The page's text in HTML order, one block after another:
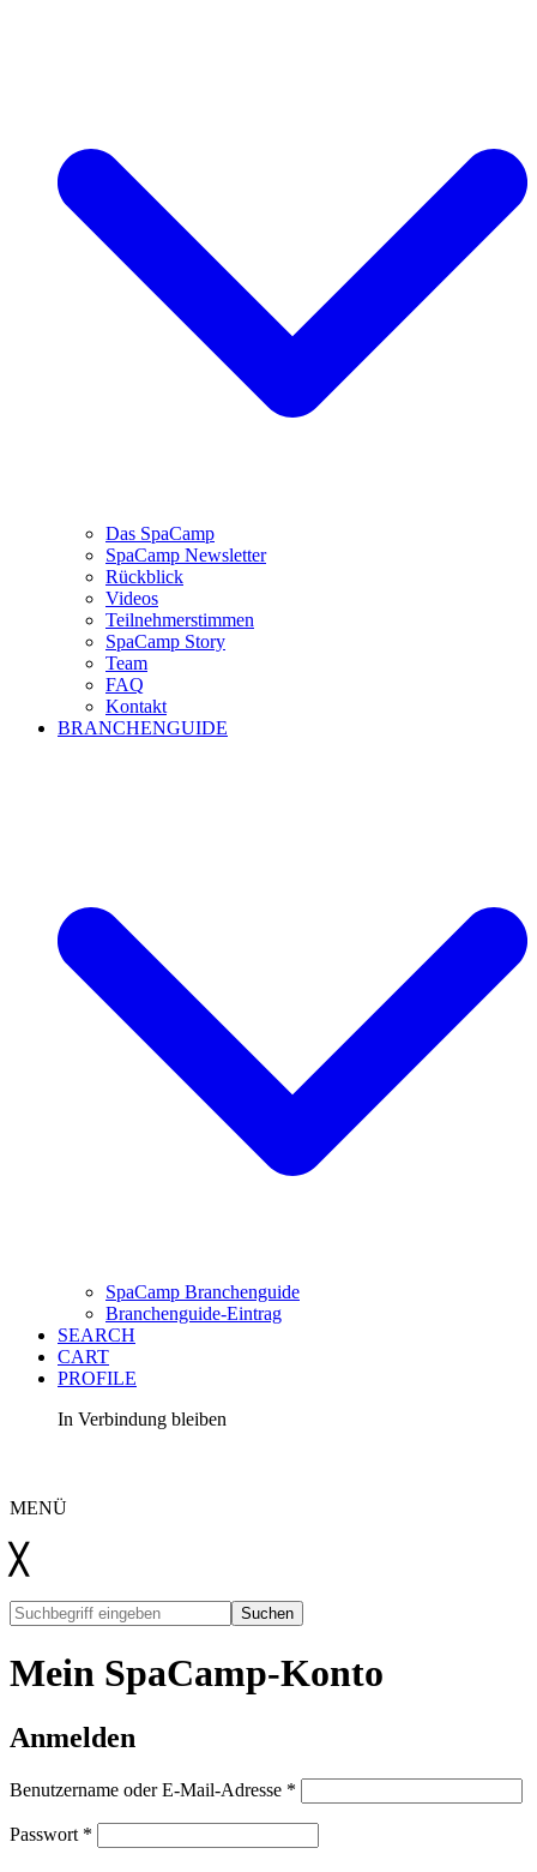
Das SpaCamp
SpaCamp Newsletter
Rückblick
Videos
Teilnehmerstimmen
SpaCamp Story
Team
FAQ
Kontakt
BRANCHENGUIDE
SpaCamp Branchenguide
Branchenguide-Eintrag
SEARCH
CART
PROFILE
In Verbindung bleiben
MENÜ
╳
Suchen Suchen
Mein SpaCamp-Konto
Anmelden
Benutzername oder E-Mail-Adresse *
Passwort *